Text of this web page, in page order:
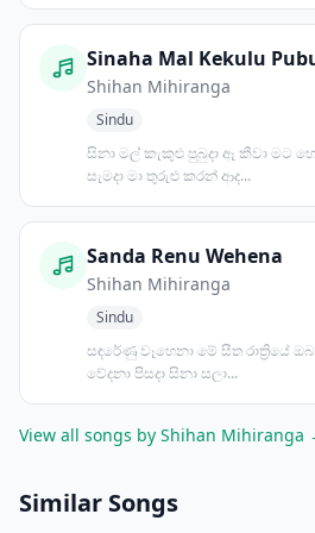
Sinaha Mal Kekulu
Shihan Mihiranga
Sindu
සිනා මල් කැකුළු පුබුදා ඈ කීවා මට
සැමදා මා තුරුළු කරන් ආද...
Sanda Renu Wehena
Shihan Mihiranga
Sindu
සඳරේණු වෑහෙනා මේ සීත රාත්‍රියේ
වේදනා පිසදා සිනා සලා...
View all songs by Shihan Mihiranga
Similar Songs